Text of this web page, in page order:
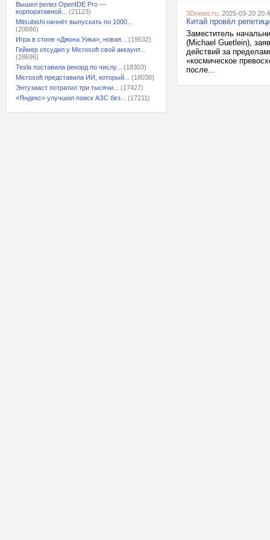
Вышел релиз OpenIDE Pro —
корпоративной...
(21123)
Mitsubishi начнёт выпускать по 1000...
(20686)
Игра в стиле «Джона Уика», новая...
(19532)
Геймер отсудил у Microsoft свой аккаунт...
(18696)
Tesla поставила рекорд по числу...
(18303)
Microsoft представила ИИ, который...
(18038)
Энтузиаст потратил три тысячи...
(17427)
«Яндекс» улучшил поиск АЗС без...
(17211)
3Dnews.ru , 2025-03-20
Китай провёл
Заместитель
(Michael Guetlein),
действий за
«космическое
после...